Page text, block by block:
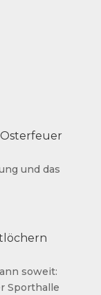
und das
soweit:
Sporthalle